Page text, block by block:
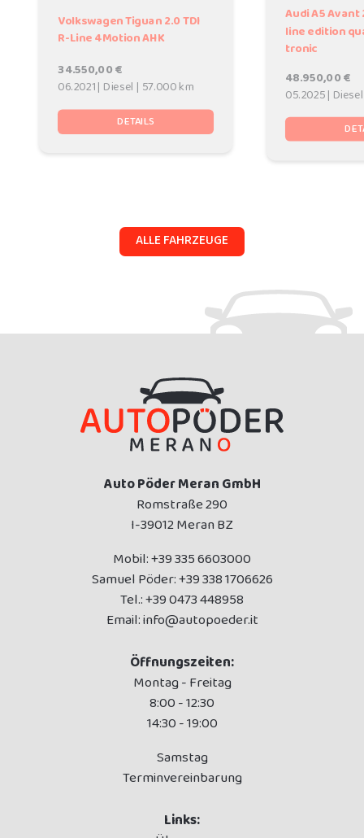
Volkswagen Tiguan 2.0 TDI
R-Line 4Motion AHK
34.550,00 €
06.2021 | Diesel | 57.000 km
DETAILS
Audi A5 Avant
line edition
tronic
48.950,00 €
05.2025 |
ALLE FAHRZEUGE
Auto Pöder Meran GmbH
Romstraße 290
I-39012 Meran BZ
Mobil:+39 335 6603000
Samuel Pöder:+39 338 1706626
Tel.:+39 0473 448958
Email:info@autopoeder.it
Öffnungszeiten:
Montag - Freitag
8:00 - 12:30
14:30 - 19:00
Samstag
Terminvereinbarung
Links: